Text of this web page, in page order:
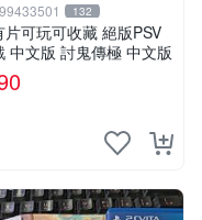
132
片可玩可收藏 絕版PSV
中文版 討鬼傳極 中文版